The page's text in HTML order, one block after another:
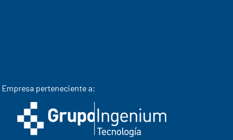
Empresa perteneciente a: